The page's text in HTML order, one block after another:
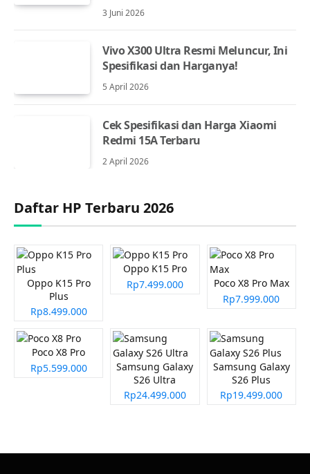
3 Juni 2026
Vivo X300 Ultra Resmi Meluncur, Ini
Spesifikasi dan Harganya!
5 April 2026
Cek Spesifikasi dan Harga Xiaomi
Redmi 15A Terbaru
2 April 2026
Daftar HP Terbaru 2026
Oppo K15 Pro
Plus
Rp8.499.000
Oppo K15 Pro
Rp7.499.000
Poco X8 Pro Max
Rp7.999.000
Poco X8 Pro
Rp5.599.000
Samsung Galaxy
S26 Ultra
Rp24.499.000
Samsung Galaxy
S26 Plus
Rp19.499.000